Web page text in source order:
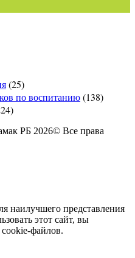
(25)
по воспитанию(138)
РБ 2026© Все права
наилучшего представления
этот сайт, вы
cookie-файлов.